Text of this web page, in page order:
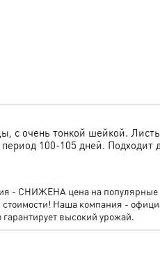
с очень тонкой шейкой.
100-105 дней. Подходит
- СНИЖЕНА цена на
Наша компания -
высокий урожай.